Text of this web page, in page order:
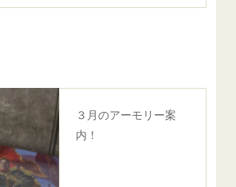
３月のアーモリー案
内！